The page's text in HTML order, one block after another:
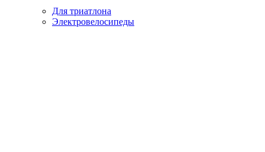
Для триатлона
Электровелосипеды